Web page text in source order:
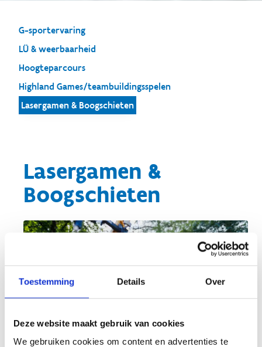
Toestemming Details Over
Deze website maakt gebruik van cookies
We gebruiken cookies om content en advertenties te
G-sportervaring
LÜ & weerbaarheid
Hoogteparcours
Highland Games/teambuildingsspelen
Lasergamen & Boogschieten
Lasergamen &
Boogschieten